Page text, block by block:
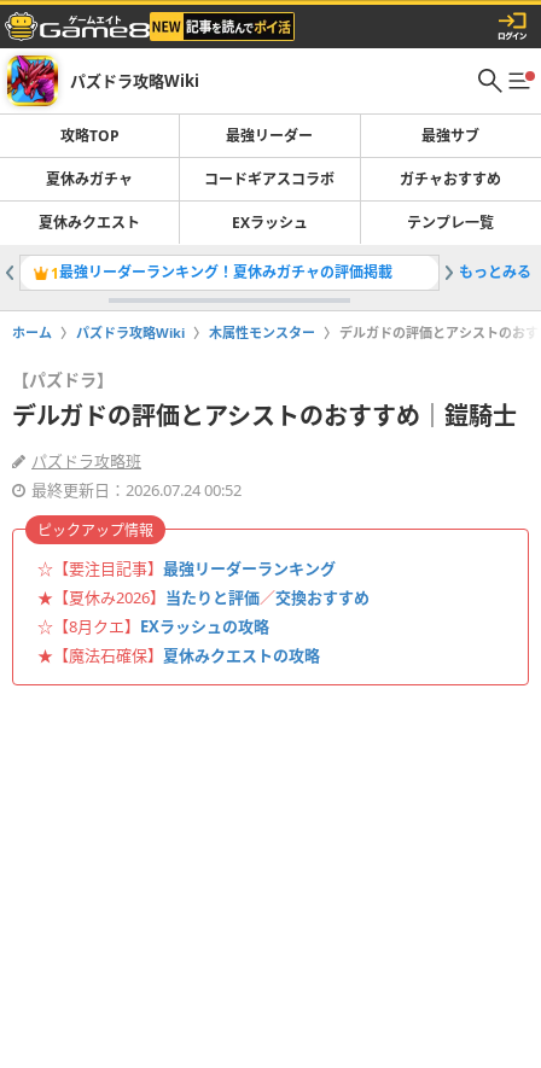
パズドラ攻略Wiki
攻略TOP 最強リーダー 最強サブ
夏休みガチャ コードギアスコラボ ガチャおすすめ
夏休みクエスト EXラッシュ テンプレ一覧
1最強リーダーランキング！夏休みガチャの評価掲載 2夏休み
もっとみる
ホーム パズドラ攻略Wiki 木属性モンスター デルガドの評価とアシストのお
【パズドラ】
デルガドの評価とアシストのおすすめ｜鎧騎士
パズドラ攻略班
最終更新日：2026.07.24 00:52
☆【要注目記事】 最強リーダーランキング
★【夏休み2026】 当たりと評価／交換おすすめ
☆【8月クエ】 EXラッシュの攻略
★【魔法石確保】 夏休みクエストの攻略
ピックアップ情報